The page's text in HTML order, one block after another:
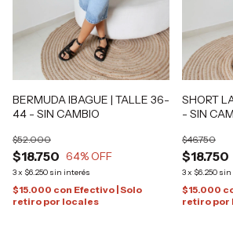
BERMUDA IBAGUE | TALLE 36-
44 - SIN CAMBIO
$18.750
$52.000
64% OFF
3x $6.250 sin interés
$15.000 con Efectivo | Solo
retiro por locales
SHORT
- SIN
$18.750
$46.750
3x $6.250 sin
$15.000
retiro por